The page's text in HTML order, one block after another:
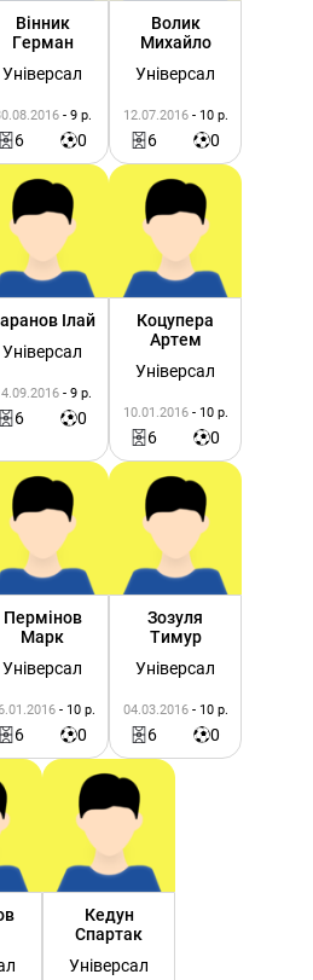
Вінник
Герман
Універсал
- 9 р.
6 0
Волик
Михайло
Універсал
12.07.2016 - 10 р.
6 0
Ілай
Універсал
- 9 р.
6 0
Коцупера
Артем
Універсал
10.01.2016 - 10 р.
6 0
Пермінов
Марк
Універсал
- 10 р.
6 0
Зозуля
Тимур
Універсал
04.03.2016 - 10 р.
6 0
Кедун
Спартак
Універсал